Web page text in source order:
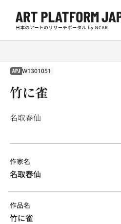
APJ W1301051
竹に雀
名取春仙
作家名
名取春仙
作品名
竹に雀